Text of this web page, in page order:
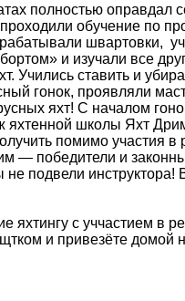
полностью
обучение
швартовки,
и изучали все
Учились ставить и
гонок, проявляли
яхт! С началом
яхтенной школы Яхт
помимо участия в
— победители и
подвели
с уччастием в
и привезёте